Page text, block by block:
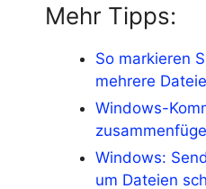
Mehr Tipps:
So markieren
mehrere
Windows-
Windows:
um Dateien